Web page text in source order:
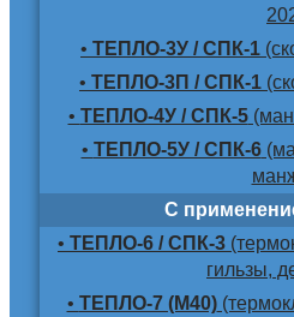
• ТЕПЛО-3У / СПК-1
• ТЕПЛО-3П / СПК-1
• ТЕПЛО-4У / СПК-5
• ТЕПЛО-5У / СПК-6
С
• ТЕПЛО-6 / СПК-3
гильзы,
• ТЕПЛО-7 (М40)